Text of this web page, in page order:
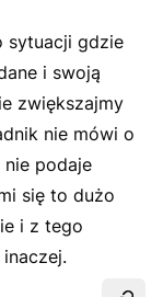
sytuacji gdzie
i swoją
zwiększajmy
nie mówi o
podaje
się to dużo
i z tego